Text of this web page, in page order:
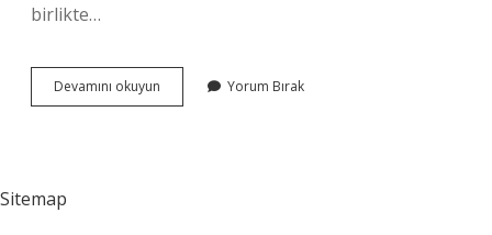
birlikte…
Devamını okuyun
4500
Yorum Bırak
Sitemap